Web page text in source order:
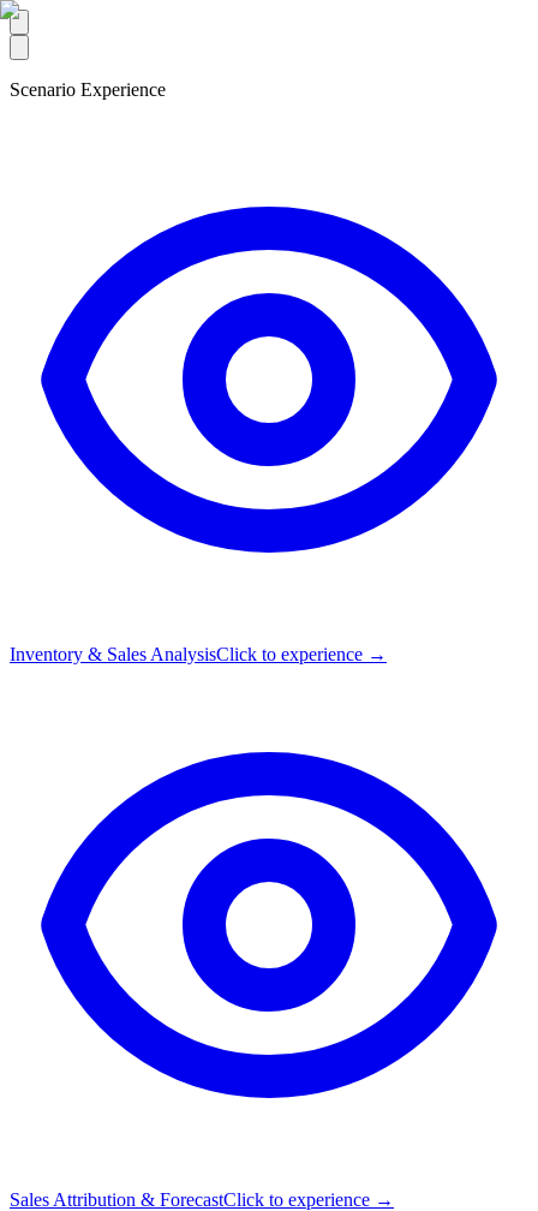
Scenario Experience
Inventory & Sales AnalysisClick to experience →
Sales Attribution & ForecastClick to experience →